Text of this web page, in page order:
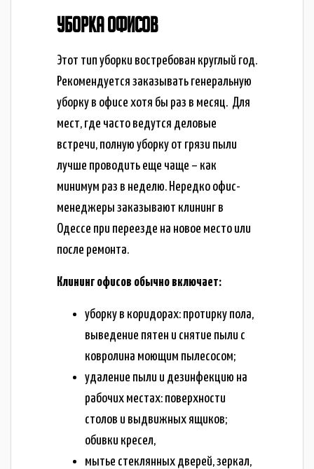
УБОРКА ОФИСОВ
Этот тип уборки востребован круглый год.
Рекомендуется заказывать генеральную
уборку в офисе хотя бы раз в месяц. Для
мест, где часто ведутся деловые
встречи, полную уборку от грязи пыли
лучше проводить еще чаще – как
минимум раз в неделю. Нередко офис-
менеджеры заказывают клининг в
Одессе при переезде на новое место или
после ремонта.
Клининг офисов обычно включает:
уборку в коридорах: протирку пола,
выведение пятен и снятие пыли с
ковролина моющим пылесосом;
удаление пыли и дезинфекцию на
рабочих местах: поверхности
столов и выдвижных ящиков;
обивки кресел,
мытье стеклянных дверей, зеркал,